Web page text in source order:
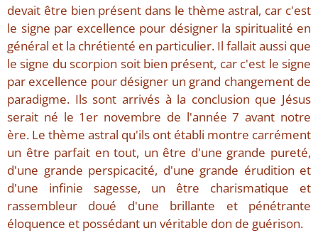
devait être bien présent dans le thème astral, car c'est
le signe par excellence pour désigner la spiritualité en
général et la chrétienté en particulier. Il fallait aussi que
le signe du scorpion soit bien présent, car c'est le signe
par excellence pour désigner un grand changement de
paradigme. Ils sont arrivés à la conclusion que Jésus
serait né le 1er novembre de l'année 7 avant notre
ère. Le thème astral qu'ils ont établi montre carrément
un être parfait en tout, un être d'une grande pureté,
d'une grande perspicacité, d'une grande érudition et
d'une infinie sagesse, un être charismatique et
rassembleur doué d'une brillante et pénétrante
éloquence et possédant un véritable don de guérison.